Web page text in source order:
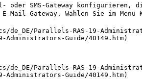
oder SMS-Gateway konfigurieren,
Gateway. Wählen Sie im Menü
Parallels-RAS-19-
Guide/40149.htm)
Parallels-RAS-19-
Guide/40149.htm)